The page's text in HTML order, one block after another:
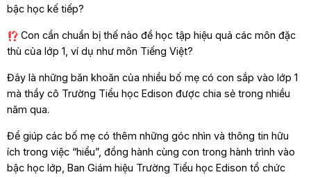
bậc học kế tiếp?
Con cần chuẩn bị thế nào để học tập hiệu quả các môn đặc
thù của lớp 1, ví dụ như môn Tiếng Việt?
Đây là những băn khoăn của nhiều bố mẹ có con sắp vào lớp 1
mà thầy cô Trường Tiểu học Edison được chia sẻ trong nhiều
năm qua.
Để giúp các bố mẹ có thêm những góc nhìn và thông tin hữu
ích trong việc “hiểu”, đồng hành cùng con trong hành trình vào
bậc học lớp, Ban Giám hiệu Trường Tiểu học Edison tổ chức